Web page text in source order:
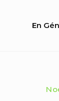
Site
En